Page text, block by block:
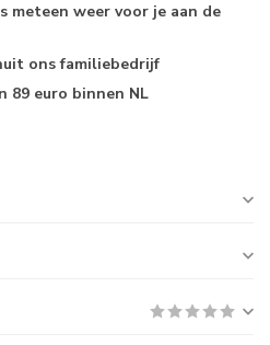
meteen weer voor je aan de
ons familiebedrijf
89 euro binnen NL